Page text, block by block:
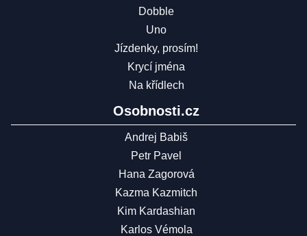
Dobble
Uno
Jízdenky, prosím!
Krycí jména
Na křídlech
Osobnosti.cz
Andrej Babiš
Petr Pavel
Hana Zagorová
Kazma Kazmitch
Kim Kardashian
Karlos Vémola